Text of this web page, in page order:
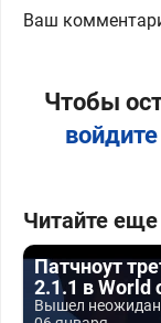
Ваш
Чтобы
войдите
Читайте еще
Патчноут
2.1.1 в World
Вышел